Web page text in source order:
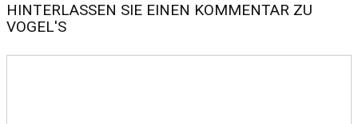
HINTERLASSEN SIE EINEN KOMMENTAR ZU
VOGEL'S